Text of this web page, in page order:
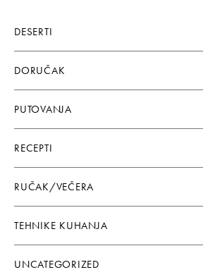
DESERTI
DORUČAK
PUTOVANJA
RECEPTI
RUČAK/VEČERA
TEHNIKE KUHANJA
UNCATEGORIZED